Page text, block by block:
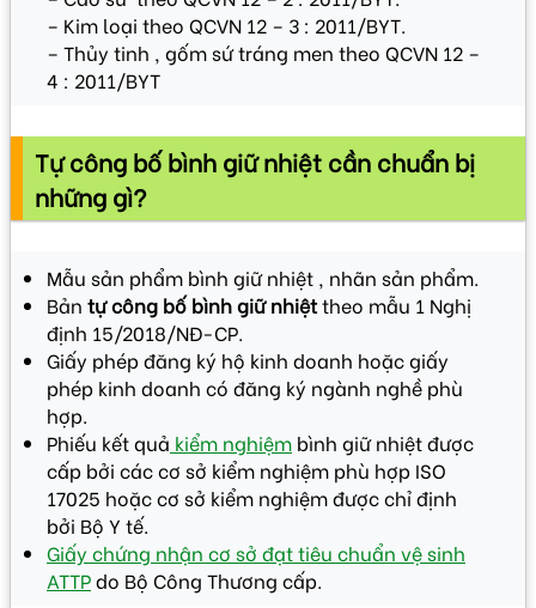
– Kim loại theo QCVN 12 – 3 : 2011/BYT.
– Thủy tinh , gốm sứ tráng men theo QCVN 12 –
4 : 2011/BYT
Tự công bố bình giữ nhiệt cần chuẩn bị
những gì?
Mẫu sản phẩm bình giữ nhiệt , nhãn sản phẩm.
Bản tự công bố bình giữ nhiệttheo mẫu 1 Nghị
định 15/2018/NĐ-CP.
Giấy phép đăng ký hộ kinh doanh hoặc giấy
phép kinh doanh có đăng ký ngành nghề phù
hợp.
Phiếu kết quả kiểm nghiệm bình giữ nhiệt được
cấp bởi các cơ sở kiểm nghiệm phù hợp ISO
17025 hoặc cơ sở kiểm nghiệm được chỉ định
bởi Bộ Y tế.
Giấy chứng nhận cơ sở đạt tiêu chuẩn vệ sinh
ATTPdo Bộ Công Thương cấp.